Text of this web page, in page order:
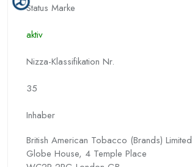
Status Marke
aktiv
Nizza-Klassifikation Nr.
35
Inhaber
British American Tobacco (Brands) Limited
Globe House, 4 Temple Place